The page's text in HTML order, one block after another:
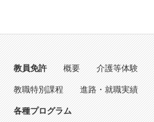
教員免許 概要 介護等体験
教職特別課程 進路・就職実績
各種プログラム